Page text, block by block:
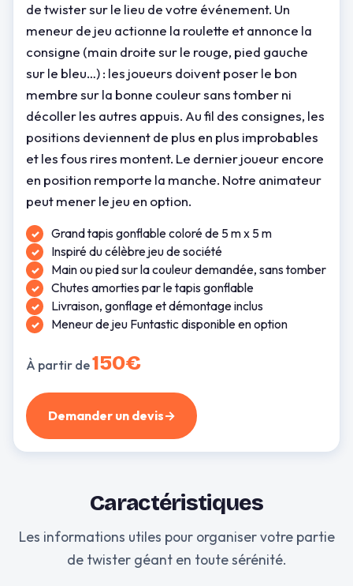
de twister sur le lieu de votre événement. Un
meneur de jeu actionne la roulette et annonce la
consigne (main droite sur le rouge, pied gauche
sur le bleu…) : les joueurs doivent poser le bon
membre sur la bonne couleur sans tomber ni
décoller les autres appuis. Au fil des consignes, les
positions deviennent de plus en plus improbables
et les fous rires montent. Le dernier joueur encore
en position remporte la manche. Notre animateur
peut mener le jeu en option.
Grand tapis gonflable coloré de 5 m x 5 m
Inspiré du célèbre jeu de société
Main ou pied sur la couleur demandée, sans tomber
Chutes amorties par le tapis gonflable
Livraison, gonflage et démontage inclus
Meneur de jeu Funtastic disponible en option
À partir de150€
Demander un devis→
Caractéristiques
Les informations utiles pour organiser votre partie
de twister géant en toute sérénité.